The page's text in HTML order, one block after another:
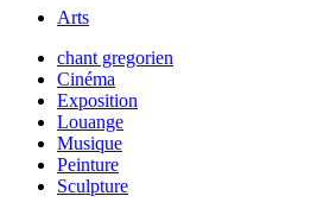
Arts
chant gregorien
Cinéma
Exposition
Louange
Musique
Peinture
Sculpture